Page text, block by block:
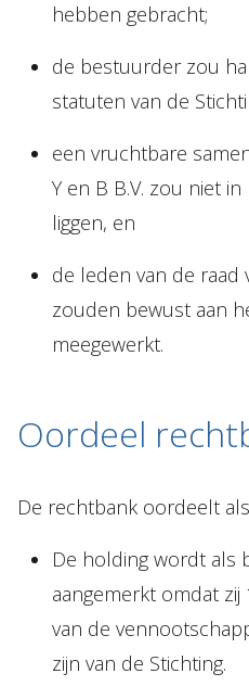
hebben gebracht;
de bestuurder zou
statuten van de
een vruchtbare
Y en B B.V. zou niet
liggen, en
de leden van de raad
zouden bewust aan
meegewerkt.
Oordeel
De rechtbank oordeelt
De holding wordt als
aangemerkt omdat
van de
zijn van de Stichting.